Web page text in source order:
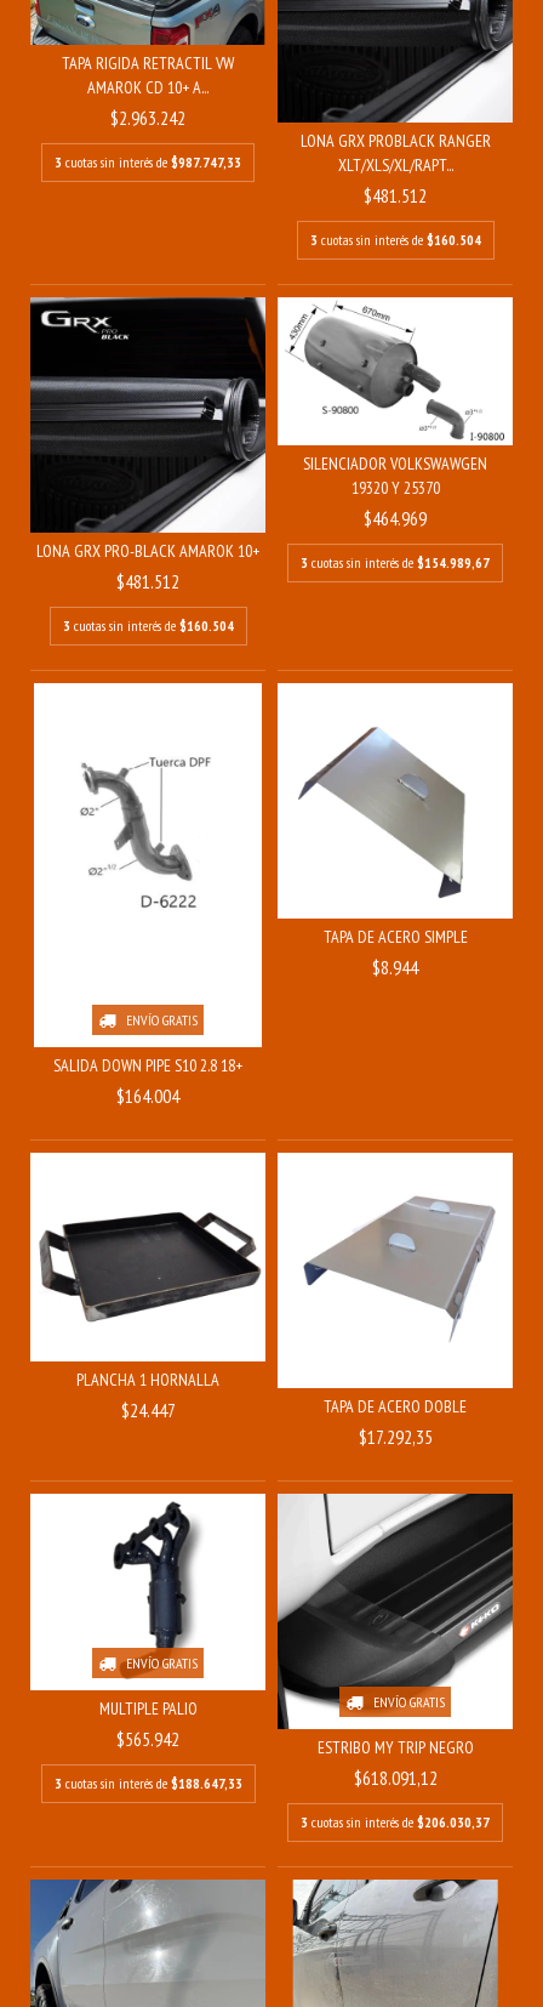
TAPA RIGIDA RETRACTIL VW
AMAROK CD 10+ A...
$2.963.242
3 cuotas sin interés de $987.747,33
LONA GRX PROBLACK RANGER
XLT/XLS/XL/RAPT...
$481.512
3 cuotas sin interés de $160.504
LONA GRX PRO-BLACK AMAROK 10+
$481.512
3 cuotas sin interés de $160.504
SILENCIADOR VOLKSWAWGEN
19320 Y 25370
$464.969
3 cuotas sin interés de $154.989,67
ENVÍO GRATIS
SALIDA DOWN PIPE S10 2.8 18+
$164.004
TAPA DE ACERO SIMPLE
$8.944
PLANCHA 1 HORNALLA
$24.447 TAPA DE ACERO DOBLE
$17.292,35
ENVÍO GRATIS
MULTIPLE PALIO
$565.942
3 cuotas sin interés de $188.647,33
ENVÍO GRATIS
ESTRIBO MY TRIP NEGRO
$618.091,12
3 cuotas sin interés de $206.030,37